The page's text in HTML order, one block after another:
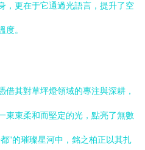
，更在于它通過光語言，提升了空
度。
其對草坪燈領域的專注與深耕，
束束柔和而堅定的光，點亮了無數
”的璀璨星河中，銘之柏正以其扎